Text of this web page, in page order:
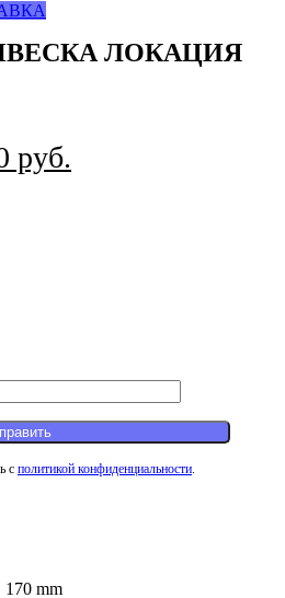
ЛОКАЦИЯ
руб.
с политикой конфиденциальности
170 mm